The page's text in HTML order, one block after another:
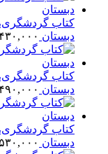
کتاب
دبستان
کتاب
دبستان
کتاب
دبستان